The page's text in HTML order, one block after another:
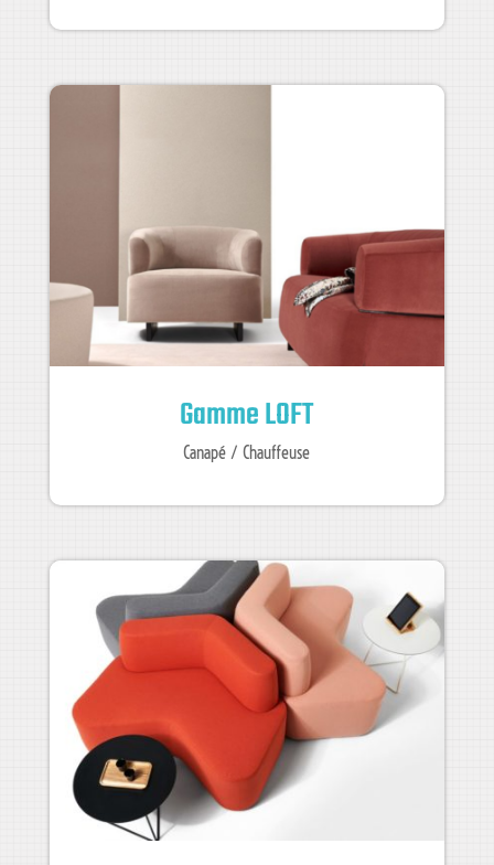
Gamme LOFT
Canapé / Chauffeuse